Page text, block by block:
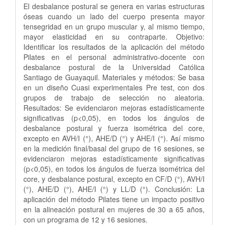
El desbalance postural se genera en varias estructuras
óseas cuando un lado del cuerpo presenta mayor
tensegridad en un grupo muscular y, al mismo tiempo,
mayor elasticidad en su contraparte. Objetivo:
Identificar los resultados de la aplicación del método
Pilates en el personal administrativo-docente con
desbalance postural de la Universidad Católica
Santiago de Guayaquil. Materiales y métodos: Se basa
en un diseño Cuasi experimentales Pre test, con dos
grupos de trabajo de selección no aleatoria.
Resultados: Se evidenciaron mejoras estadísticamente
significativas (p<0,05), en todos los ángulos de
desbalance postural y fuerza isométrica del core,
excepto en AVH/I (°), AHE/D (°) y AHE/I (°). Así mismo
en la medición final/basal del grupo de 16 sesiones, se
evidenciaron mejoras estadísticamente significativas
(p<0,05), en todos los ángulos de fuerza isométrica del
core, y desbalance postural, excepto en CF/D (°), AVH/I
(°), AHE/D (°), AHE/I (°) y LL/D (°). Conclusión: La
aplicación del método Pilates tiene un impacto positivo
en la alineación postural en mujeres de 30 a 65 años,
con un programa de 12 y 16 sesiones.